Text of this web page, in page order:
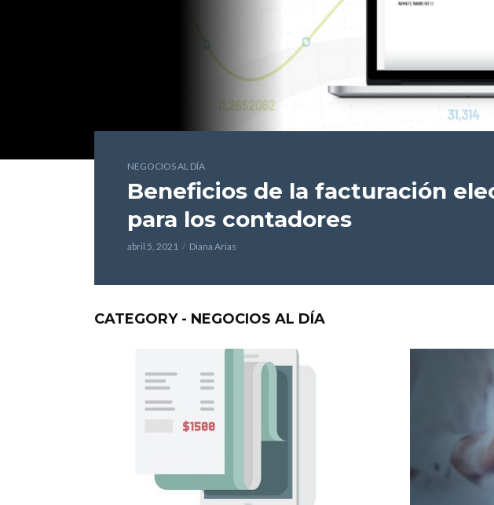
NEGOCIOS AL DÍA
Beneficios de la facturación
para los contadores
abril 5, 2021 Diana Arias
CATEGORY - NEGOCIOS AL DÍA